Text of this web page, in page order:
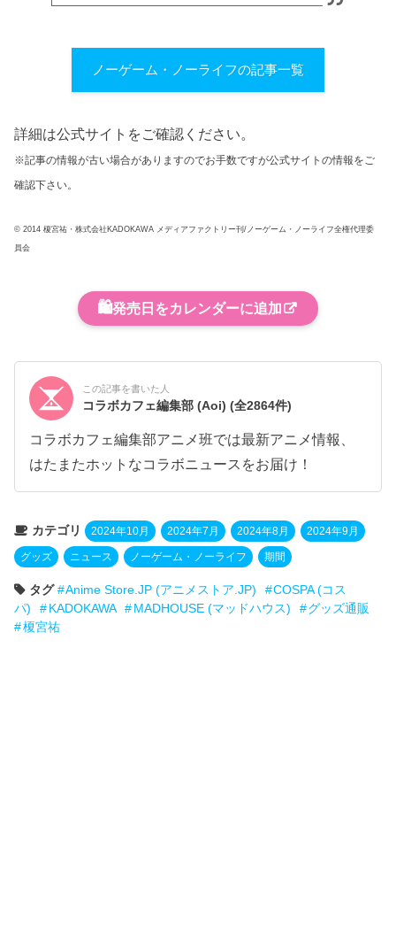
ノーゲーム・ノーライフの記事一覧
詳細は公式サイトをご確認ください。
※記事の情報が古い場合がありますのでお手数ですが公式サイトの情報をご
確認下さい。
© 2014 榎宮祐・株式会社KADOKAWA メディアファクトリー刊/ノーゲーム・ノーライフ全権代理委
員会
🛍️発売日をカレンダーに追加
この記事を書いた人
コラボカフェ編集部 (Aoi)(全2864件)
コラボカフェ編集部アニメ班では最新アニメ情報、
はたまたホットなコラボニュースをお届け！
カテゴリ 2024年10月 2024年7月 2024年8月 2024年9月
グッズ ニュース ノーゲーム・ノーライフ 期間
タグ Anime Store.JP (アニメストア.JP)
COSPA (コス
パ)
KADOKAWA MADHOUSE (マッドハウス)
グッズ通販
榎宮祐